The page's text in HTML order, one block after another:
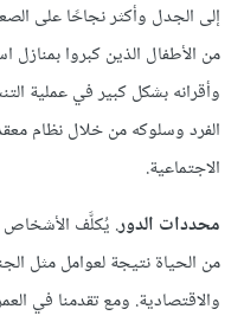
إلى الجدل وأكثر نجاحًا على
وأقرانه بشكل كبير في عملية
الفرد وسلوكه من خلال نظام
الاجتماعية.
محددات الدور. يُكلَّف الأشخاص
من الحياة نتيجة لعوامل مثل
والاقتصادية. ومع تقدمنا في